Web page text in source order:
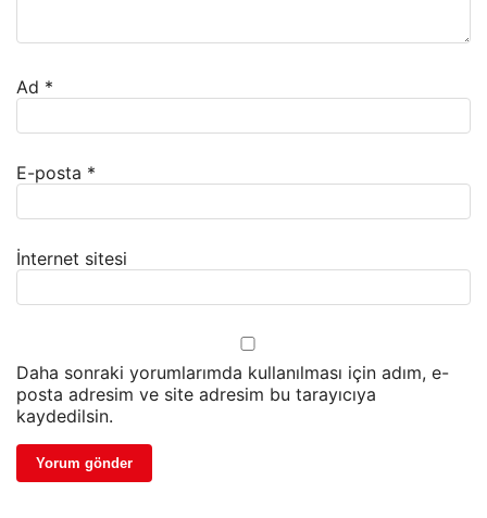
Ad *
E-posta *
İnternet sitesi
Daha sonraki yorumlarımda kullanılması için adım, e-
posta adresim ve site adresim bu tarayıcıya
kaydedilsin.